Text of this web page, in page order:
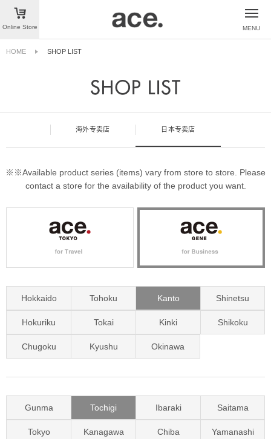
Online Store
HOME SHOP LIST
SHOP LIST
海外专卖店 日本专卖店
※※Available product series (items) vary from store to store. Please
contact a store for the availability of the product you want.
Hokkaido Tohoku Kanto Shinetsu
Hokuriku Tokai Kinki Shikoku
Chugoku Kyushu Okinawa
Gunma Tochigi Ibaraki Saitama
Tokyo Kanagawa Chiba Yamanashi